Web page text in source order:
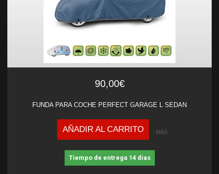
90,00€
FUNDA PARA COCHE PERFECT GARAGE L SEDAN
AÑADIR AL CARRITO MÁS
Tiempo de entrega 14 dias